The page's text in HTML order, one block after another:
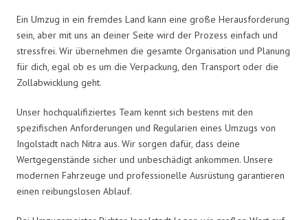
Ein Umzug in ein fremdes Land kann eine große Herausforderung
sein, aber mit uns an deiner Seite wird der Prozess einfach und
stressfrei. Wir übernehmen die gesamte Organisation und Planung
für dich, egal ob es um die Verpackung, den Transport oder die
Zollabwicklung geht.
Unser hochqualifiziertes Team kennt sich bestens mit den
spezifischen Anforderungen und Regularien eines Umzugs von
Ingolstadt nach Nitra aus. Wir sorgen dafür, dass deine
Wertgegenstände sicher und unbeschädigt ankommen. Unsere
modernen Fahrzeuge und professionelle Ausrüstung garantieren
einen reibungslosen Ablauf.